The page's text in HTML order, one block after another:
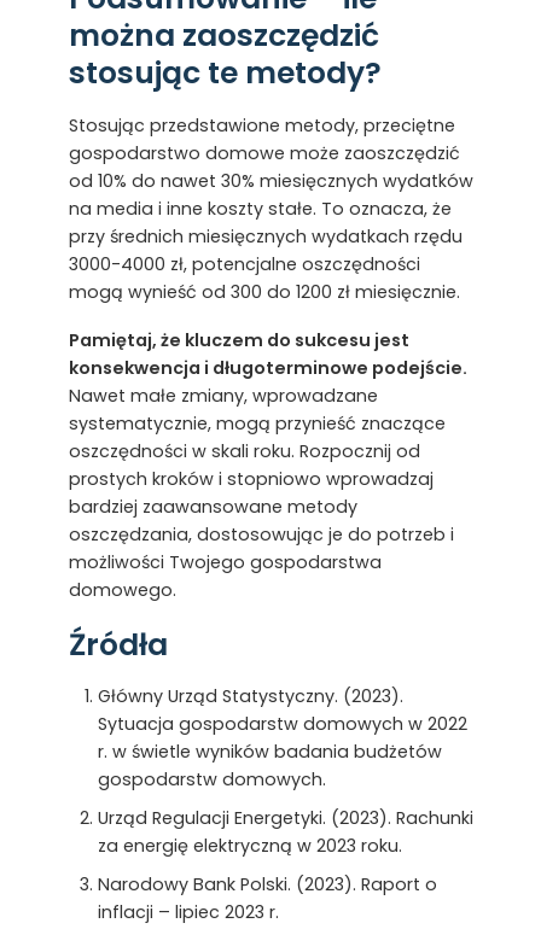
można zaoszczędzić
stosując te metody?
Stosując przedstawione metody, przeciętne
gospodarstwo domowe może zaoszczędzić
od 10% do nawet 30% miesięcznych wydatków
na media i inne koszty stałe. To oznacza, że
przy średnich miesięcznych wydatkach rzędu
3000-4000 zł, potencjalne oszczędności
mogą wynieść od 300 do 1200 zł miesięcznie.
Pamiętaj, że kluczem do sukcesu jest
konsekwencja i długoterminowe podejście.
Nawet małe zmiany, wprowadzane
systematycznie, mogą przynieść znaczące
oszczędności w skali roku. Rozpocznij od
prostych kroków i stopniowo wprowadzaj
bardziej zaawansowane metody
oszczędzania, dostosowując je do potrzeb i
możliwości Twojego gospodarstwa
domowego.
Źródła
Główny Urząd Statystyczny. (2023).
Sytuacja gospodarstw domowych w 2022
r. w świetle wyników badania budżetów
gospodarstw domowych.
Urząd Regulacji Energetyki. (2023). Rachunki
za energię elektryczną w 2023 roku.
Narodowy Bank Polski. (2023). Raport o
inflacji – lipiec 2023 r.